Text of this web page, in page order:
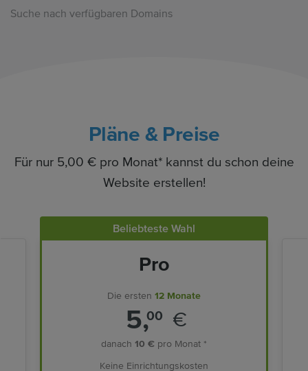
Suche nach verfügbaren Domains
Pläne & Preise
Für nur 5,00 € pro Monat* kannst du schon deine
Website erstellen!
Beliebteste Wahl
Pro
Die ersten 12 Monate
5,00 €
danach 10 € pro Monat *
Keine Einrichtungskosten